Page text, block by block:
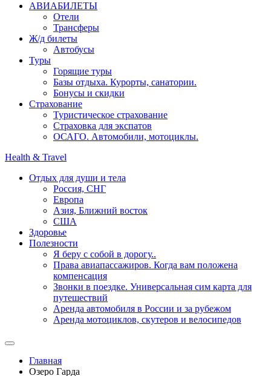
АВИАБИЛЕТЫ
Отели
Трансферы
Ж/д билеты
Автобусы
Туры
Горящие туры
Базы отдыха. Курорты, санатории.
Бонусы и скидки
Страхование
Туристическое страхование
Страховка для экспатов
ОСАГО. Автомобили, мотоциклы.
Health & Travel
Отдых для души и тела
Россия, СНГ
Европа
Азия, Ближний восток
США
Здоровье
Полезности
Я беру с собой в дорогу..
Права авиапассажиров. Когда вам положена
компенсация
Звонки в поездке. Универсальная сим карта для
путешествий
Аренда автомобиля в России и за рубежом
Аренда мотоциклов, скутеров и велосипедов
Главная
Озеро Гарда